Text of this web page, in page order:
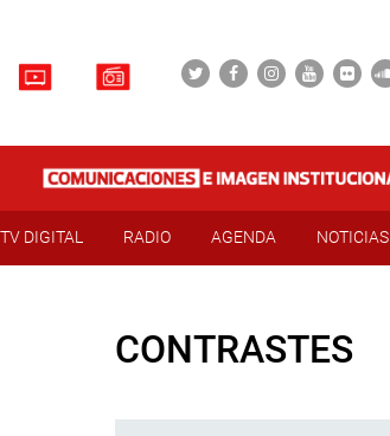
TV DIGITAL RADIO AGENDA NOTICIAS
CONTRASTES